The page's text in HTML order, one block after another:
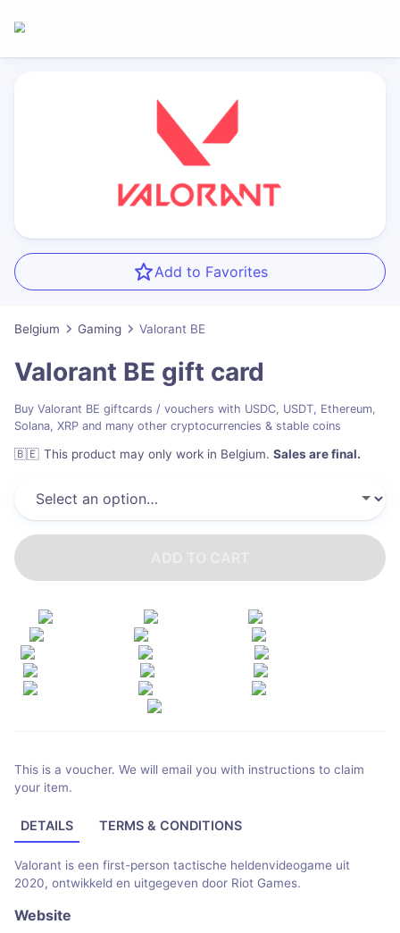
Add to Favorites
Belgium Gaming Valorant BE
Valorant BE gift card
Buy Valorant BE giftcards / vouchers with USDC, USDT, Ethereum,
Solana, XRP and many other cryptocurrencies & stable coins
🇧🇪 This product may only work in Belgium. Sales are final.
This is a voucher. We will email you with instructions to claim
your item.
DETAILS TERMS & CONDITIONS
Valorant is een first-person tactische heldenvideogame uit
2020, ontwikkeld en uitgegeven door Riot Games.
Website